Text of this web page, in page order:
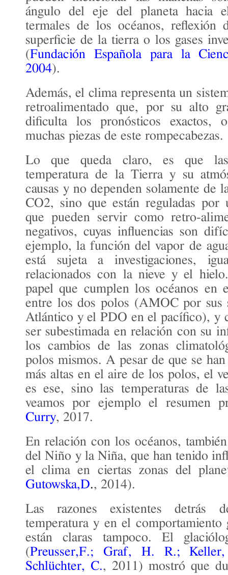
ángulo del eje del planeta hacia
termales de los océanos, reflexión
superficie de la tierra o los gases
(Fundación Española para la
2004).
Además, el clima representa un
retroalimentado que, por su alto
dificulta los pronósticos exactos,
muchas piezas de este rompecabezas.
Lo que queda claro, es que
temperatura de la Tierra y su
causas y no dependen solamente de
CO2, sino que están reguladas por
que pueden servir como retro-
negativos, cuyas influencias son
ejemplo, la función del vapor de
está sujeta a investigaciones,
relacionados con la nieve y el
papel que cumplen los océanos en
entre los dos polos (AMOC por sus
Atlántico y el PDO en el pacífico), y
ser subestimada en relación con su
los cambios de las zonas
polos mismos. A pesar de que se
más altas en el aire de los polos, el
es ese, sino las temperaturas de
veamos por ejemplo el resumen
Curry, 2017.
En relación con los océanos,
del Niño y la Niña, que han tenido
el clima en ciertas zonas del
Gutowska,D., 2014).
Las razones existentes detrás
temperatura y en el
están claras tampoco. El
(Preusser,F.; Graf, H. R.;
Schlüchter, C., 2011) mostró que